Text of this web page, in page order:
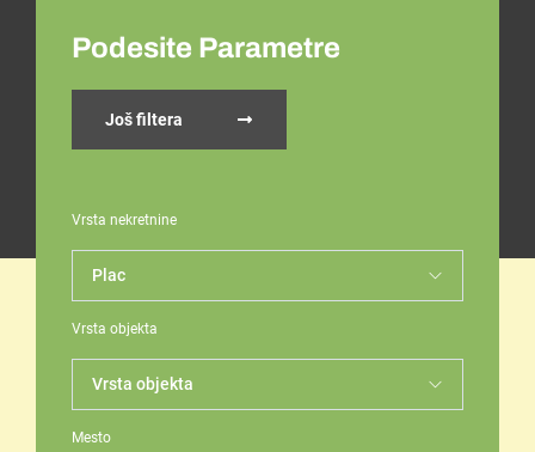
Podesite Parametre
Još filtera
Vrsta nekretnine
Vrsta objekta
Mesto